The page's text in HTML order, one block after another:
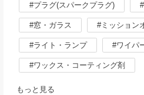
プラグ(スパークプラグ)
窓・ガラス ミッション
ライト・ランプ ワイパ
ワックス・コーティング剤
もっと見る